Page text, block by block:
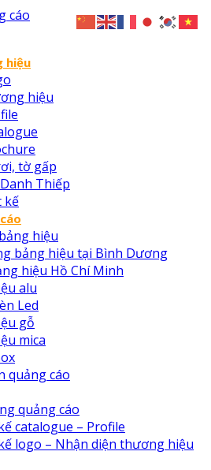
hiệu
hiệu
tờ gấp
Thiếp
kế
hiệu
bảng hiệu tại Bình Dương
hiệu Hồ Chí Minh
alu
Led
gỗ
mica
quảng cáo
quảng cáo
catalogue – Profile
logo – Nhận diện thương hiệu